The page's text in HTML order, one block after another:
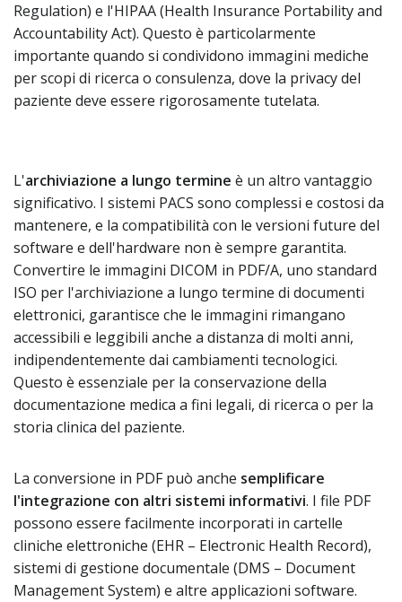
Regulation) e l'HIPAA (Health Insurance Portability and
Accountability Act). Questo è particolarmente
importante quando si condividono immagini mediche
per scopi di ricerca o consulenza, dove la privacy del
paziente deve essere rigorosamente tutelata.
L'archiviazione a lungo termine è un altro vantaggio
significativo. I sistemi PACS sono complessi e costosi da
mantenere, e la compatibilità con le versioni future del
software e dell'hardware non è sempre garantita.
Convertire le immagini DICOM in PDF/A, uno standard
ISO per l'archiviazione a lungo termine di documenti
elettronici, garantisce che le immagini rimangano
accessibili e leggibili anche a distanza di molti anni,
indipendentemente dai cambiamenti tecnologici.
Questo è essenziale per la conservazione della
documentazione medica a fini legali, di ricerca o per la
storia clinica del paziente.
La conversione in PDF può anche semplificare
l'integrazione con altri sistemi informativi. I file PDF
possono essere facilmente incorporati in cartelle
cliniche elettroniche (EHR – Electronic Health Record),
sistemi di gestione documentale (DMS – Document
Management System) e altre applicazioni software.